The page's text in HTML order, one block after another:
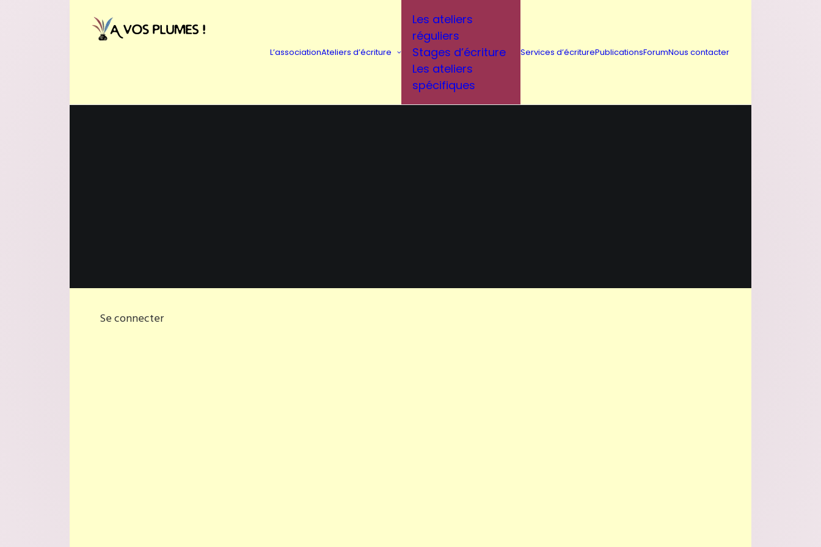
L’associationAteliers d’écriture
Les ateliers
réguliers
Stages d’écriture
Les ateliers
spécifiques
Services d’écriturePublicationsForumNous contacter
Se connecter